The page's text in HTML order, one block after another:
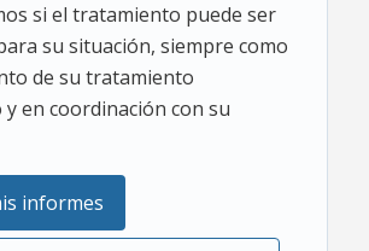
si el tratamiento puede ser
su situación, siempre como
de su tratamiento
en coordinación con su
informes